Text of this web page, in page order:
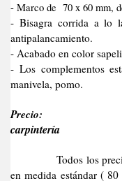
- Marco de 70 x 60 mm,
- Bisagra corrida a lo
antipalancamiento.
- Acabado en color
- Los complementos
manivela, pomo.
Precio:
carpintería
Todos los precios
en medida estándar (